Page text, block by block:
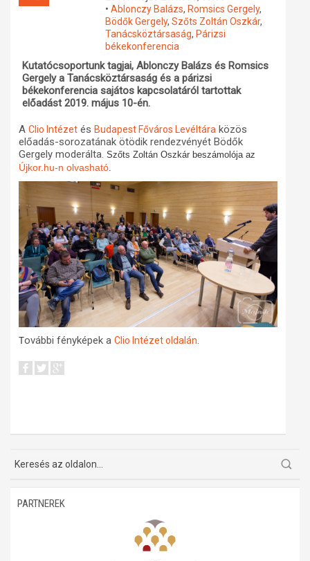
Műhelymunkák
• Ablonczy Balázs, Romsics Gergely,
Bödők Gergely, Szőts Zoltán Oszkár,
Tanácsköztársaság, Párizsi
békekonferencia
Kutatócsoportunk tagjai, Ablonczy Balázs és Romsics
Gergely a Tanácsköztársaság és a párizsi
békekonferencia sajátos kapcsolatáról tartottak
előadást 2019. május 10-én.
A Clio Intézet és Budapest Főváros Levéltára közös
előadás-sorozatának ötödik rendezvényét Bödők
Gergely moderálta. Szőts Zoltán Oszkár beszámolója az
Újkor.hu-n olvasható.
További fényképek a Clio Intézet oldalán
PARTNEREK